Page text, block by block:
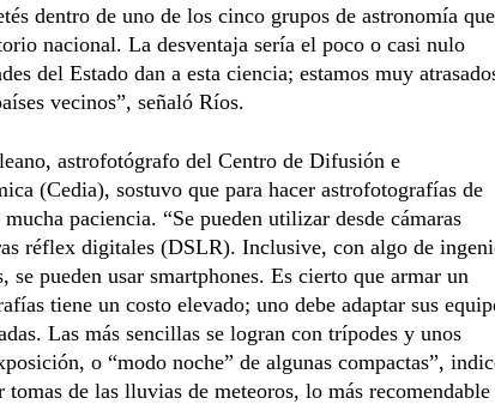
dentro de uno de los cinco grupos de astronomía que
nacional. La desventaja sería el poco o casi nulo
del Estado dan a esta ciencia; estamos muy
vecinos”, señaló Ríos.
astrofotógrafo del Centro de Difusión e
(Cedia), sostuvo que para hacer astrofotografías de
paciencia. “Se pueden utilizar desde cámaras
réflex digitales (DSLR). Inclusive, con algo de
se pueden usar smartphones. Es cierto que armar un
tiene un costo elevado; uno debe adaptar sus
Las más sencillas se logran con trípodes y unos
o “modo noche” de algunas compactas”,
tomas de las lluvias de meteoros, lo más recomendable